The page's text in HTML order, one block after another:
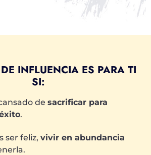
INFLUENCIA ES PARA TI
SI:
de sacrificar para
.
ser feliz, vivir en abundancia